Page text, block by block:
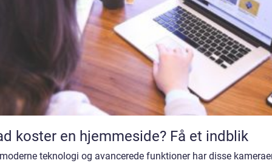
koster en hjemmeside? Få et indblik
teknologi og avancerede funktioner har disse